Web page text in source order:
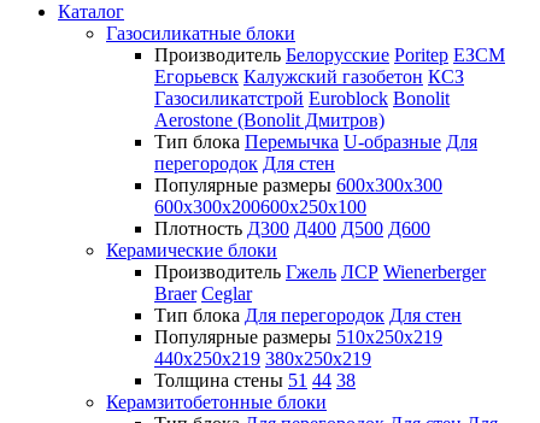
Каталог
Газосиликатные блоки
Производитель Белорусские Poritep ЕЗСМ
Егорьевск Калужский газобетон КСЗ
Газосиликатстрой Euroblock Bonolit
Aerostone (Bonolit Дмитров)
Тип блока Перемычка U-образные Для
перегородок Для стен
Популярные размеры 600х300х300
600х300х200600х250х100
Плотность Д300 Д400 Д500 Д600
Керамические блоки
Производитель Гжель ЛСР Wienerberger
Braer Ceglar
Тип блока Для перегородок Для стен
Популярные размеры 510х250х219
440х250х219 380х250х219
Толщина стены 51 44 38
Керамзитобетонные блоки